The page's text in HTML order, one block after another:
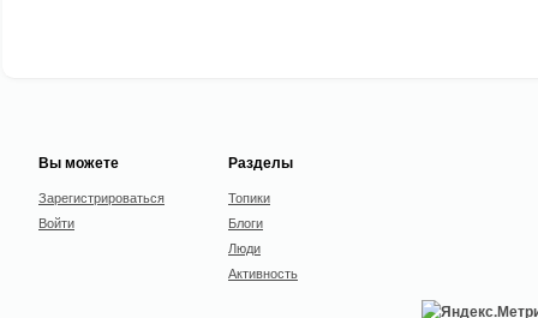
Вы можете
Зарегистрироваться
Войти
Разделы
Топики
Блоги
Люди
Активность